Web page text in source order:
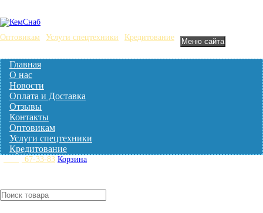
Оптовикам Услуги спецтехники Кредитование Меню сайта
Главная
О нас
Новости
Оплата и Доставка
Отзывы
Контакты
Оптовикам
Услуги спецтехники
Кредитование
67-33-83 Корзина